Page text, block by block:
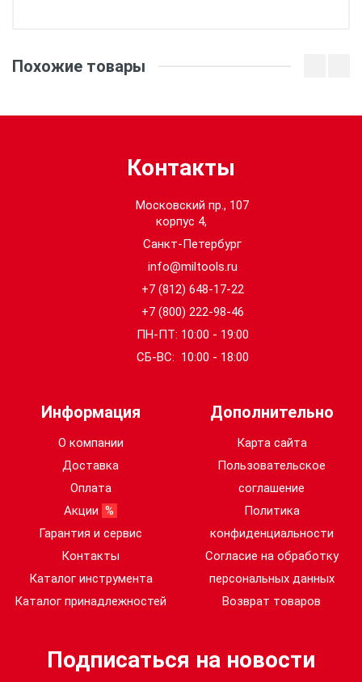
Похожие товары
Контакты
Московский пр., 107
корпус 4,
Санкт-Петербург
info@miltools.ru
+7 (812) 648-17-22
+7 (800) 222-98-46
ПН-ПТ: 10:00 - 19:00
СБ-ВС: 10:00 - 18:00
Информация
О компании
Доставка
Оплата
Акции %
Гарантия и сервис
Контакты
Каталог инструмента
Каталог принадлежностей
Дополнительно
Карта сайта
Пользовательское
соглашение
Политика
конфиденциальности
Согласие на обработку
персональных данных
Возврат товаров
Подписаться на новости